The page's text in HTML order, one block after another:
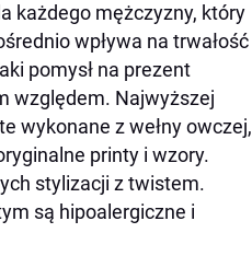
każdego mężczyzny, który
wpływa na trwałość
pomysł na prezent
względem. Najwyższej
wykonane z wełny owczej,
printy i wzory.
stylizacji z twistem.
są hipoalergiczne i